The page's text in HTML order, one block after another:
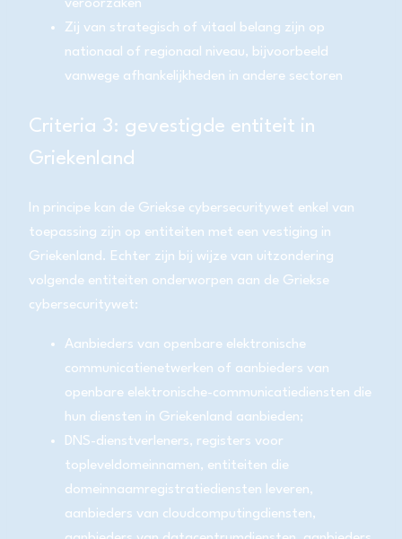
veroorzaken
Zij van strategisch of vitaal belang zijn op
nationaal of regionaal niveau, bijvoorbeeld
vanwege afhankelijkheden in andere sectoren
Criteria 3: gevestigde entiteit in
Griekenland
In principe kan de Griekse cybersecuritywet enkel van
toepassing zijn op entiteiten met een vestiging in
Griekenland. Echter zijn bij wijze van uitzondering
volgende entiteiten onderworpen aan de Griekse
cybersecuritywet:
Aanbieders van openbare elektronische
communicatienetwerken of aanbieders van
openbare elektronische-communicatiediensten die
hun diensten in Griekenland aanbieden;
DNS-dienstverleners, registers voor
topleveldomeinnamen, entiteiten die
domeinnaamregistratiediensten leveren,
aanbieders van cloudcomputingdiensten,